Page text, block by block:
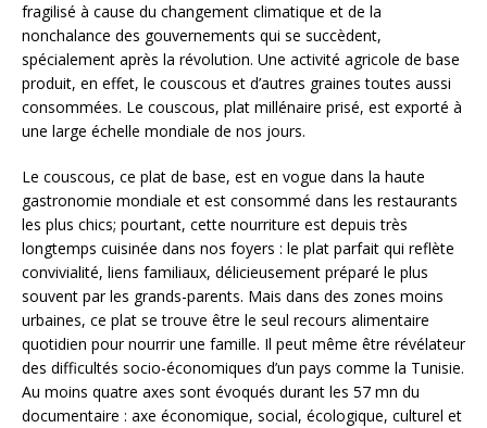
fragilisé à cause du changement climatique et de la
nonchalance des gouvernements qui se succèdent,
spécialement après la révolution. Une activité agricole de base
produit, en effet, le couscous et d’autres graines toutes aussi
consommées. Le couscous, plat millénaire prisé, est exporté à
une large échelle mondiale de nos jours.
Le couscous, ce plat de base, est en vogue dans la haute
gastronomie mondiale et est consommé dans les restaurants
les plus chics; pourtant, cette nourriture est depuis très
longtemps cuisinée dans nos foyers : le plat parfait qui reflète
convivialité, liens familiaux, délicieusement préparé le plus
souvent par les grands-parents. Mais dans des zones moins
urbaines, ce plat se trouve être le seul recours alimentaire
quotidien pour nourrir une famille. Il peut même être révélateur
des difficultés socio-économiques d’un pays comme la Tunisie.
Au moins quatre axes sont évoqués durant les 57 mn du
documentaire : axe économique, social, écologique, culturel et